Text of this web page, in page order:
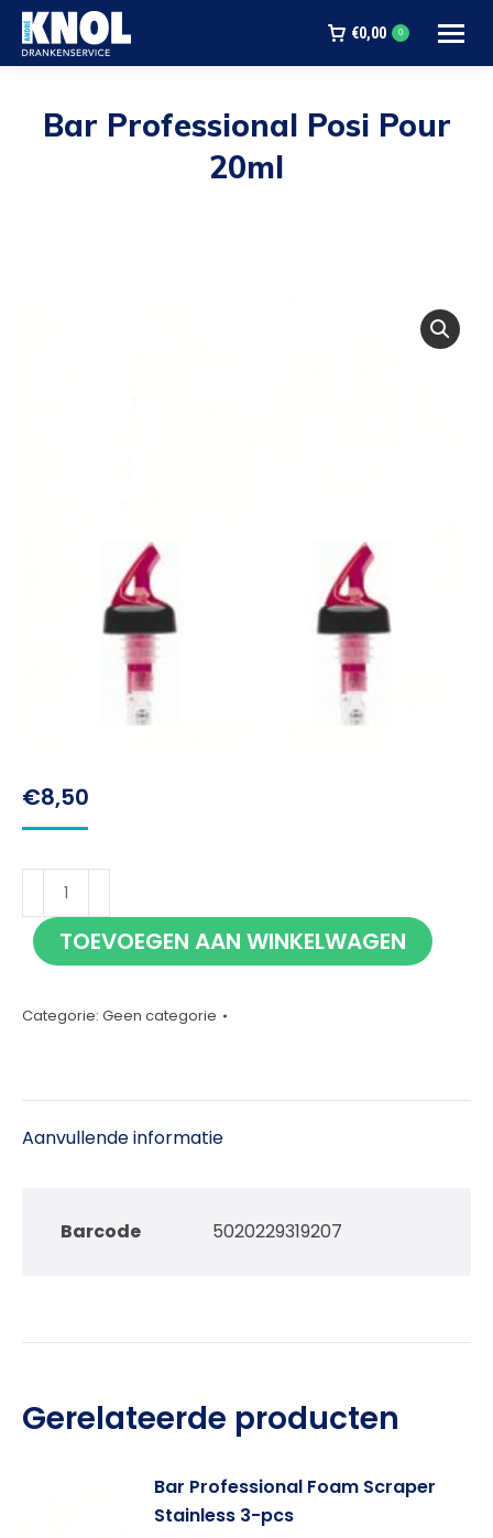
€0,00 0
Bar Professional Posi Pour
20ml
€8,50
Professional
Posi
20ml
TOEVOEGEN AAN WINKELWAGEN
Categorie: Geen categorie
Aanvullende informatie
Barcode 5020229319207
Gerelateerde producten
Bar Professional Foam Scraper
Stainless 3-pcs